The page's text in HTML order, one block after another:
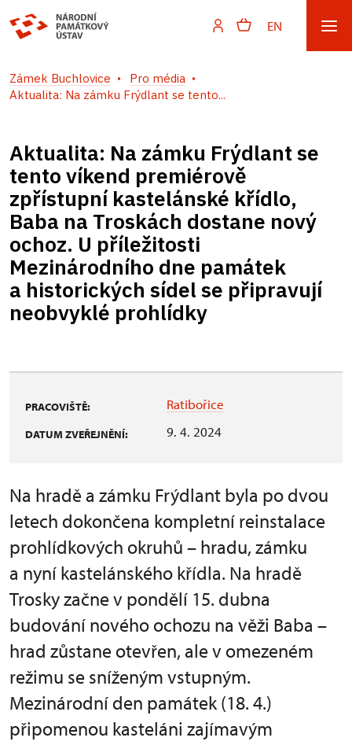
EN
Zámek Buchlovice
Pro média
Aktualita: Na zámku Frýdlant se tento...
Aktualita: Na zámku Frýdlant se
tento víkend premiérově
zpřístupní kastelánské křídlo,
Baba na Troskách dostane nový
ochoz. U příležitosti
Mezinárodního dne památek
a historických sídel se připravují
neobvyklé prohlídky
PRACOVIŠTĚ: Ratibořice
DATUM ZVEŘEJNĚNÍ: 9. 4. 2024
Na hradě a zámku Frýdlant byla po dvou
letech dokončena kompletní reinstalace
prohlídkových okruhů – hradu, zámku
a nyní kastelánského křídla. Na hradě
Trosky začne v pondělí 15. dubna
budování nového ochozu na věži Baba –
hrad zůstane otevřen, ale v omezeném
režimu se sníženým vstupným.
Mezinárodní den památek (18. 4.)
připomenou kasteláni zajímavým